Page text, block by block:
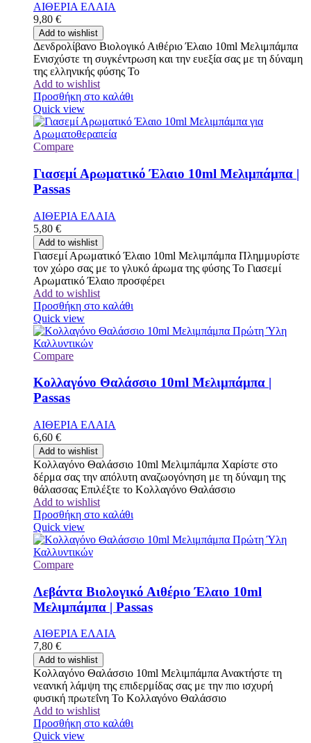
ΑΙΘΕΡΙΑ ΕΛΑΙΑ
9,80 €
Add to wishlist
Δενδρολίβανο Βιολογικό Αιθέριο Έλαιο 10ml Μελιμπάμπα
Ενισχύστε τη συγκέντρωση και την ευεξία σας με τη δύναμη
της ελληνικής φύσης Το
Add to wishlist
Προσθήκη στο καλάθι
Quick view
Compare
Γιασεμί Αρωματικό Έλαιο 10ml Μελιμπάμπα |
Passas
ΑΙΘΕΡΙΑ ΕΛΑΙΑ
5,80 €
Add to wishlist
Γιασεμί Αρωματικό Έλαιο 10ml Μελιμπάμπα Πλημμυρίστε
τον χώρο σας με το γλυκό άρωμα της φύσης Το Γιασεμί
Αρωματικό Έλαιο προσφέρει
Add to wishlist
Προσθήκη στο καλάθι
Quick view
Compare
Κολλαγόνο Θαλάσσιο 10ml Μελιμπάμπα |
Passas
ΑΙΘΕΡΙΑ ΕΛΑΙΑ
6,60 €
Add to wishlist
Κολλαγόνο Θαλάσσιο 10ml Μελιμπάμπα Χαρίστε στο
δέρμα σας την απόλυτη αναζωογόνηση με τη δύναμη της
θάλασσας Επιλέξτε το Κολλαγόνο Θαλάσσιο
Add to wishlist
Προσθήκη στο καλάθι
Quick view
Compare
Λεβάντα Βιολογικό Αιθέριο Έλαιο 10ml
Μελιμπάμπα | Passas
ΑΙΘΕΡΙΑ ΕΛΑΙΑ
7,80 €
Add to wishlist
Κολλαγόνο Θαλάσσιο 10ml Μελιμπάμπα Ανακτήστε τη
νεανική λάμψη της επιδερμίδας σας με την πιο ισχυρή
φυσική πρωτεΐνη Το Κολλαγόνο Θαλάσσιο
Add to wishlist
Προσθήκη στο καλάθι
Quick view